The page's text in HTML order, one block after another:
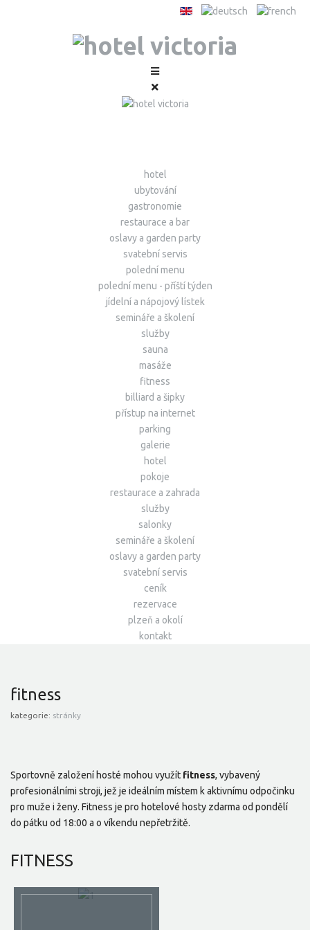
hotel
ubytování
gastronomie
restaurace a bar
oslavy a garden party
svatební servis
polední menu
polední menu - příští týden
jídelní a nápojový lístek
semináře a školení
služby
sauna
masáže
fitness
billiard a šipky
přístup na internet
parking
galerie
hotel
pokoje
restaurace a zahrada
služby
salonky
semináře a školení
oslavy a garden party
svatební servis
ceník
rezervace
plzeň a okolí
kontakt
fitness
kategorie: stránky
Sportovně založení hosté mohou využít fitness, vybavený
profesionálními stroji, jež je ideálním místem k aktivnímu odpočinku
pro muže i ženy. Fitness je pro hotelové hosty zdarma od pondělí
do pátku od 18:00 a o víkendu nepřetržitě.
FITNESS